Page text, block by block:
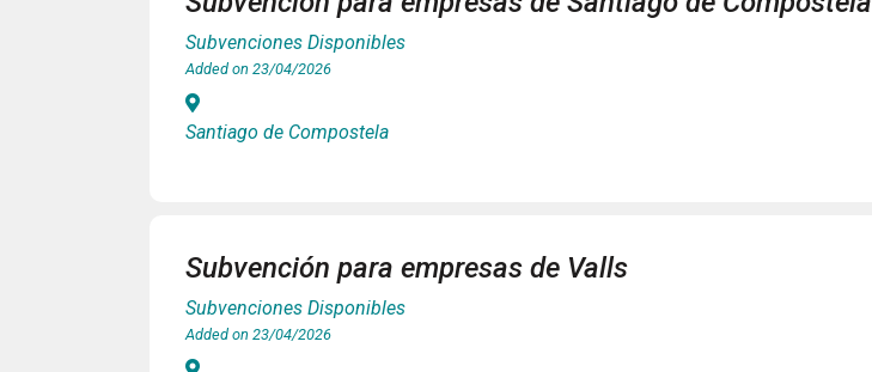
Subvenciones Disponibles
Added on 23/04/2026
Santiago de Compostela
Subvención para empresas de Valls
Subvenciones Disponibles
Added on 23/04/2026